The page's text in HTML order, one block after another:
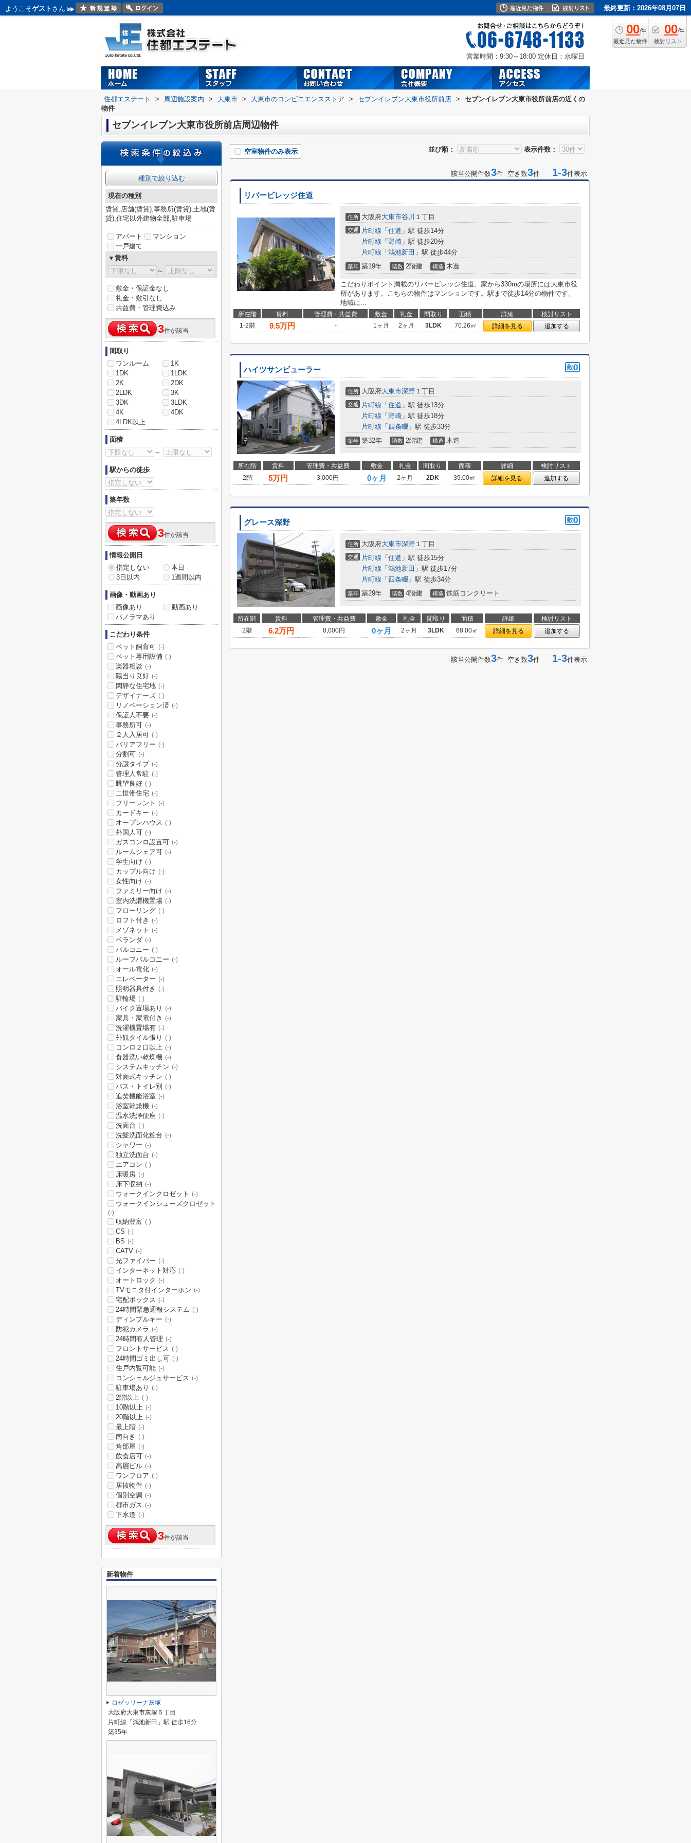
ようこそゲスト さん 最終更新：2026年08月07日
00件
最近見た物件
00件
検討リスト
営業時間：9:30～18:00 定休日：水曜日
住都エステート > 周辺施設案内 > 大東市 > 大東市のコンビニエンスストア > セブンイレブン大東市役所前店 >
セブンイレブン大東市役所前店の近くの
物件
セブンイレブン大東市役所前店周辺物件
並び順： 表示件数：
空室物件のみ表示
該当公開件数3件 空き数3件 1-3件表示
リバービレッジ住道
住所 大阪府大東市谷川 １丁目
交通 片町線 「 住道 」駅 徒歩14分
片町線 「 野崎 」駅 徒歩20分
片町線 「 鴻池新田 」駅 徒歩44分
築年 築19年 階数 2階建 構造 木造
こだわりポイント満載のリバービレッジ住道。家から330mの場所には大東市役
所があります。こちらの物件はマンションです。駅まで徒歩14分の物件です。
地域に...
所在階 賃料 管理費・共益費 敷金 礼金 間取り 面積 詳細
検討リスト
1-2階
9.5万円 - 1ヶ月 2ヶ月 3LDK 70.26㎡ 詳細を見る 追加する
ハイツサンビューラー
住所 大阪府大東市深野 １丁目
交通 片町線 「 住道 」駅 徒歩13分
片町線 「 野崎 」駅 徒歩18分
片町線 「 四条畷 」駅 徒歩33分
築年 築32年 階数 2階建 構造 木造
所在階 賃料 管理費・共益費 敷金 礼金 間取り 面積 詳細
検討リスト
2階
5万円 3,000円 0ヶ月 2ヶ月 2DK 39.00㎡ 詳細を見る 追加する
グレース深野
住所 大阪府大東市深野 １丁目
交通 片町線 「 住道 」駅 徒歩15分
片町線 「 鴻池新田 」駅 徒歩17分
片町線 「 四条畷 」駅 徒歩34分
築年 築29年 階数 4階建 構造 鉄筋コンクリート
所在階 賃料 管理費・共益費 敷金 礼金 間取り 面積 詳細
検討リスト
2階
6.2万円 8,000円 0ヶ月 2ヶ月 3LDK 68.00㎡ 詳細を見る 追加する
該当公開件数3件 空き数3件 1-3件表示
種別で絞り込む
現在の種別
賃貸,店舗(賃貸),事務所(賃貸),土地(賃
貸),住宅以外建物全部,駐車場
アパート
マンション
一戸建て
▼賃料
～
敷金・保証金なし
礼金・敷引なし
共益費・管理費込み
3件が該当
間取り
ワンルーム
1K
1DK
1LDK
2K
2DK
2LDK
3K
3DK
3LDK
4K
4DK
4LDK以上
面積
～
駅からの徒歩
築年数
3件が該当
情報公開日
指定しない
本日
3日以内
1週間以内
画像・動画あり
画像あり
動画あり
パノラマあり
こだわり条件
ペット飼育可 (-)
ペット専用設備 (-)
楽器相談 (-)
陽当り良好 (-)
閑静な住宅地 (-)
デザイナーズ (-)
リノベーション済 (-)
保証人不要 (-)
事務所可 (-)
２人入居可 (-)
バリアフリー (-)
分割可 (-)
分譲タイプ (-)
管理人常駐 (-)
眺望良好 (-)
二世帯住宅 (-)
フリーレント (-)
カードキー (-)
オープンハウス (-)
外国人可 (-)
ガスコンロ設置可 (-)
ルームシェア可 (-)
学生向け (-)
カップル向け (-)
女性向け (-)
ファミリー向け (-)
室内洗濯機置場 (-)
フローリング (-)
ロフト付き (-)
メゾネット (-)
ベランダ (-)
バルコニー (-)
ルーフバルコニー (-)
オール電化 (-)
エレベーター (-)
照明器具付き (-)
駐輪場 (-)
バイク置場あり (-)
家具・家電付き (-)
洗濯機置場有 (-)
外観タイル張り (-)
コンロ２口以上 (-)
食器洗い乾燥機 (-)
システムキッチン (-)
対面式キッチン (-)
バス・トイレ別 (-)
追焚機能浴室 (-)
浴室乾燥機 (-)
温水洗浄便座 (-)
洗面台 (-)
洗髪洗面化粧台 (-)
シャワー (-)
独立洗面台 (-)
エアコン (-)
床暖房 (-)
床下収納 (-)
ウォークインクロゼット (-)
ウォークインシューズクロゼット
(-)
収納豊富 (-)
CS (-)
BS (-)
CATV (-)
光ファイバー (-)
インターネット対応 (-)
オートロック (-)
TVモニタ付インターホン (-)
宅配ボックス (-)
24時間緊急通報システム (-)
ディンプルキー (-)
防犯カメラ (-)
24時間有人管理 (-)
フロントサービス (-)
24時間ゴミ出し可 (-)
住戸内覧可能 (-)
コンシェルジュサービス (-)
駐車場あり (-)
2階以上 (-)
10階以上 (-)
20階以上 (-)
最上階 (-)
南向き (-)
角部屋 (-)
飲食店可 (-)
高層ビル (-)
ワンフロア (-)
居抜物件 (-)
個別空調 (-)
都市ガス (-)
下水道 (-)
3件が該当
新着物件
ロゼッリーナ灰塚
大阪府大東市灰塚５丁目
片町線「鴻池新田」駅 徒歩16分
築35年